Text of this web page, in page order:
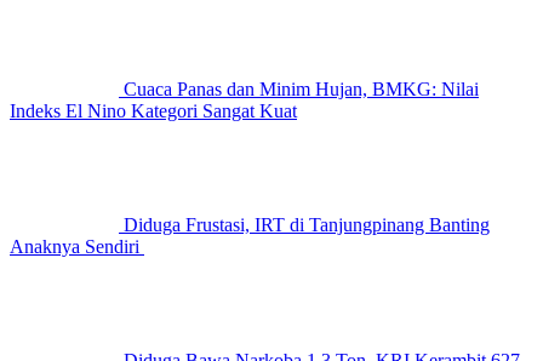
Cuaca Panas dan Minim Hujan, BMKG: Nilai
Indeks El Nino Kategori Sangat Kuat
Diduga Frustasi, IRT di Tanjungpinang Banting
Anaknya Sendiri